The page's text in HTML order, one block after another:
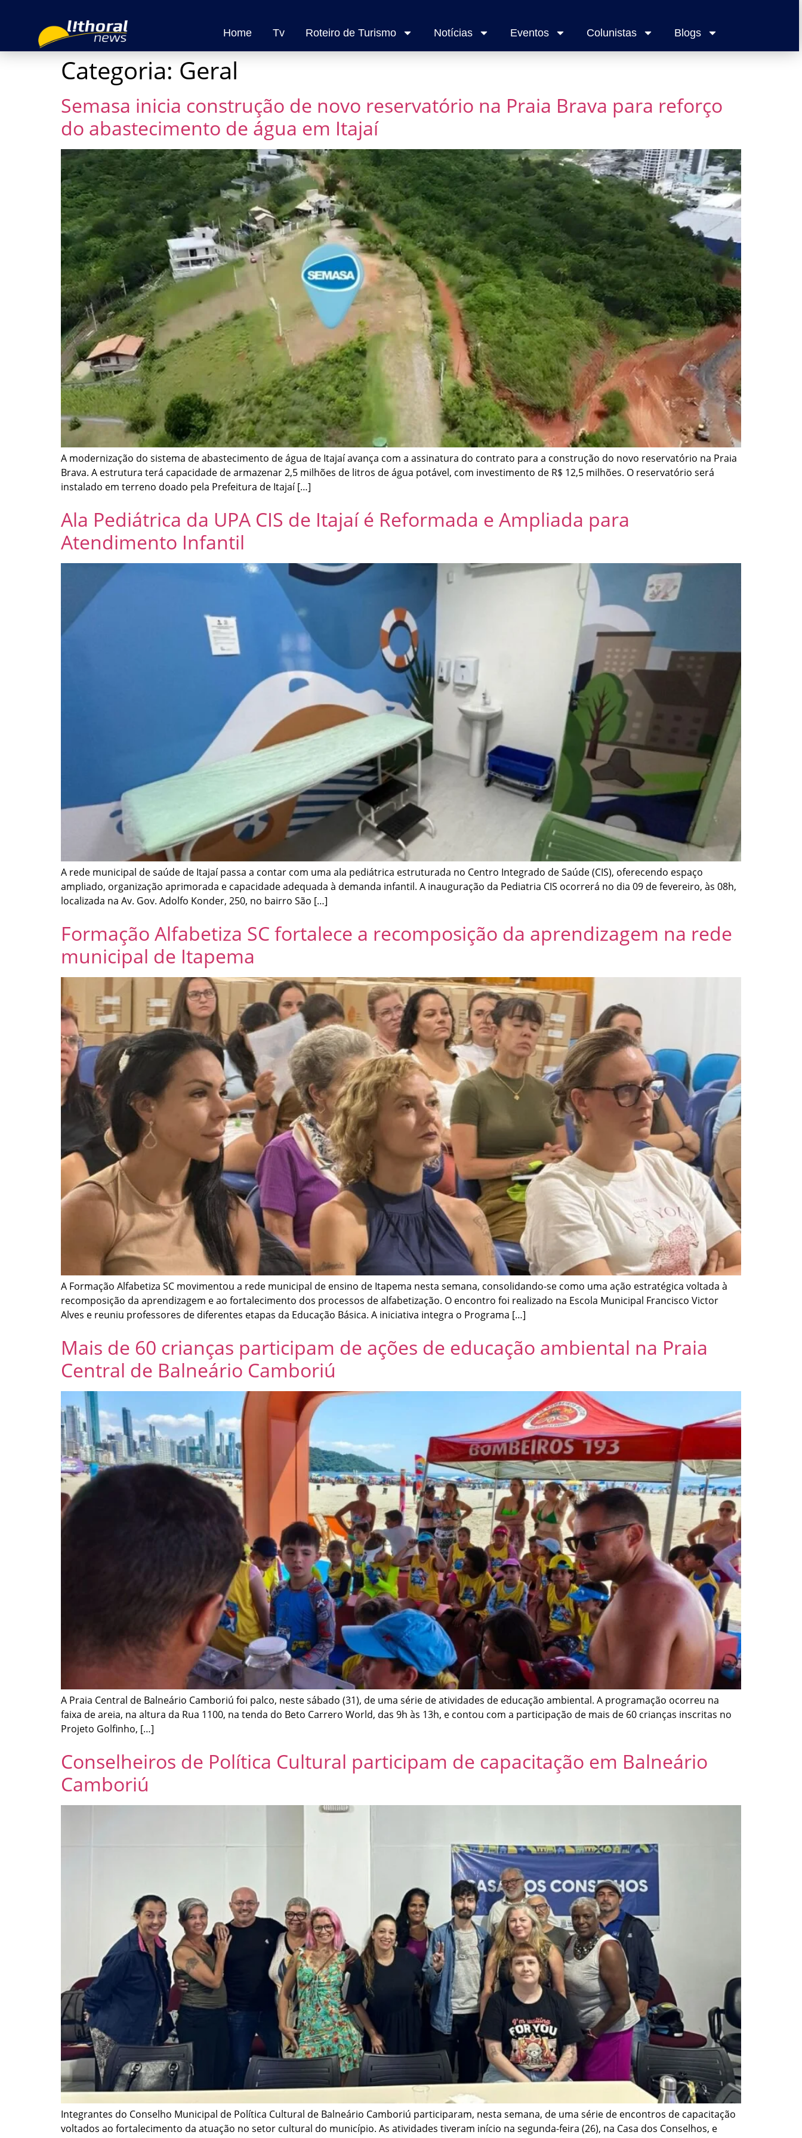
Home Tv Roteiro de Turismo Notícias Eventos Colunistas Blogs
Categoria: Geral
Semasa inicia construção de novo reservatório na Praia Brava para reforço
do abastecimento de água em Itajaí
A modernização do sistema de abastecimento de água de Itajaí avança com a assinatura do contrato para a construção do novo reservatório na Praia
Brava. A estrutura terá capacidade de armazenar 2,5 milhões de litros de água potável, com investimento de R$ 12,5 milhões. O reservatório será
instalado em terreno doado pela Prefeitura de Itajaí […]
Ala Pediátrica da UPA CIS de Itajaí é Reformada e Ampliada para
Atendimento Infantil
A rede municipal de saúde de Itajaí passa a contar com uma ala pediátrica estruturada no Centro Integrado de Saúde (CIS), oferecendo espaço
ampliado, organização aprimorada e capacidade adequada à demanda infantil. A inauguração da Pediatria CIS ocorrerá no dia 09 de fevereiro, às 08h,
localizada na Av. Gov. Adolfo Konder, 250, no bairro São […]
Formação Alfabetiza SC fortalece a recomposição da aprendizagem na rede
municipal de Itapema
A Formação Alfabetiza SC movimentou a rede municipal de ensino de Itapema nesta semana, consolidando-se como uma ação estratégica voltada à
recomposição da aprendizagem e ao fortalecimento dos processos de alfabetização. O encontro foi realizado na Escola Municipal Francisco Victor
Alves e reuniu professores de diferentes etapas da Educação Básica. A iniciativa integra o Programa […]
Mais de 60 crianças participam de ações de educação ambiental na Praia
Central de Balneário Camboriú
A Praia Central de Balneário Camboriú foi palco, neste sábado (31), de uma série de atividades de educação ambiental. A programação ocorreu na
faixa de areia, na altura da Rua 1100, na tenda do Beto Carrero World, das 9h às 13h, e contou com a participação de mais de 60 crianças inscritas no
Projeto Golfinho, […]
Conselheiros de Política Cultural participam de capacitação em Balneário
Camboriú
Integrantes do Conselho Municipal de Política Cultural de Balneário Camboriú participaram, nesta semana, de uma série de encontros de capacitação
voltados ao fortalecimento da atuação no setor cultural do município. As atividades tiveram início na segunda-feira (26), na Casa dos Conselhos, e